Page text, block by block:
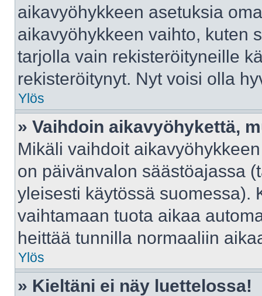
aikavyöhykkeen asetuksia
aikavyöhykkeen vaihto, kuten
tarjolla vain rekisteröityneille
rekisteröitynyt. Nyt voisi olla
Ylös
» Vaihdoin aikavyöhykettä,
Mikäli vaihdoit
on päivänvalon säästöajassa
yleisesti käytössä suomessa).
vaihtamaan tuota aikaa
heittää tunnilla normaaliin
Ylös
» Kieltäni ei näy luettelossa!